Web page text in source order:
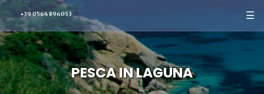
+39 0564 896053 ☰
PESCA IN LAGUNA